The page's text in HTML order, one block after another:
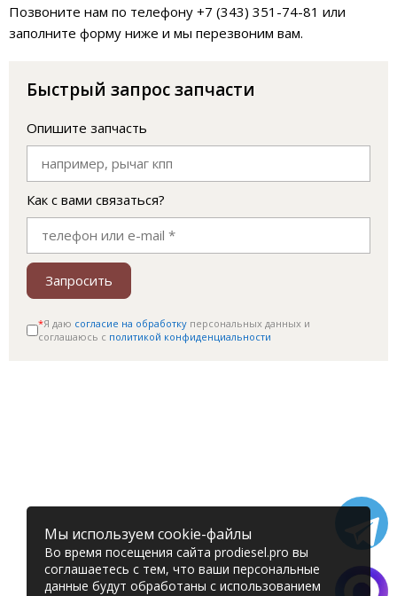
Позвоните нам по телефону +7 (343) 351-74-81 или
заполните форму ниже и мы перезвоним вам.
Быстрый запрос запчасти
Опишите запчасть
Как с вами связаться?
Запросить
*Я даю согласие на обработку персональных данных и
соглашаюсь c политикой конфиденциальности
Мы используем cookie-файлы
Во время посещения сайта prodiesel.pro вы
соглашаетесь с тем, что ваши персональные
данные будут обработаны с использованием